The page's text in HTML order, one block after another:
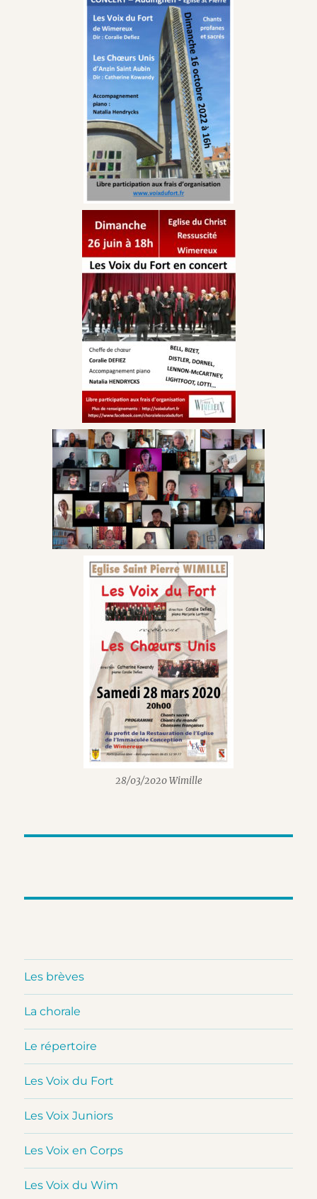
28/03/2020 Wimille
Les brèves
La chorale
Le répertoire
Les Voix du Fort
Les Voix Juniors
Les Voix en Corps
Les Voix du Wim